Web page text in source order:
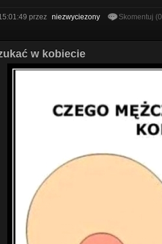
przez niezwyciezony Skomentuj
w kobiecie